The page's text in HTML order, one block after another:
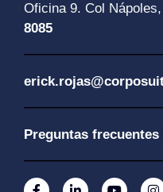
Oficina 9. Col
8085
Preguntas